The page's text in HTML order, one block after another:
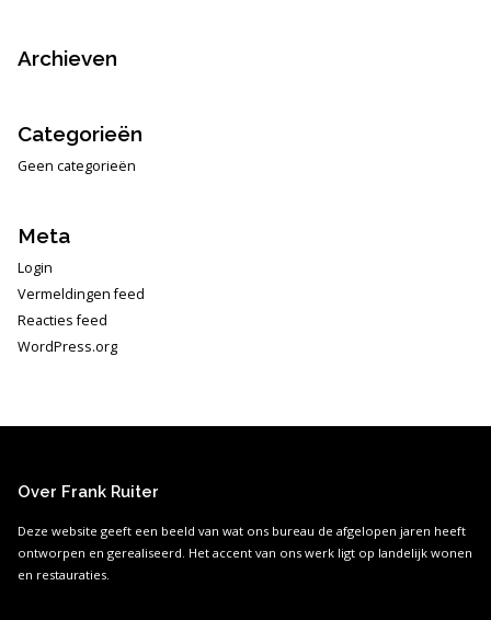
Archieven
Categorieën
Geen categorieën
Meta
Login
Vermeldingen feed
Reacties feed
WordPress.org
Over Frank Ruiter
Deze website geeft een beeld van wat ons bureau de afgelopen jaren heeft
ontworpen en gerealiseerd. Het accent van ons werk ligt op landelijk wonen
en restauraties.